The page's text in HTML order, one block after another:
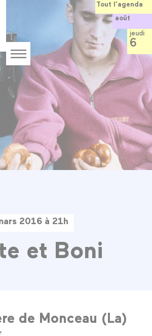
Menu
2016 à 21h
et Boni
de Monceau (La)
Tout l’agenda
août
jeudi
6